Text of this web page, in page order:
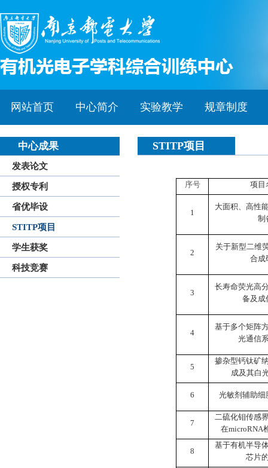
网站首页 中心简介 实验教学 规章制度
中心成果
发表论文
授权专利
省优毕设
STITP项目
学生获奖
科技竞赛
STITP项目
序号 项目
1
大面积、高性
制
2
关于新型二维
合成
3
长寿命荧光高
备及成
4
基于多个矩阵
光通信
5
掺杂型钙钛矿
成及其白
6 光敏剂辅助细
7
二硫化钼传感
在microRNA
8
基于有机半导
芯片